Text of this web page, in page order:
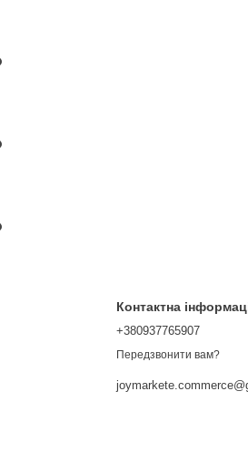
Контактна
+380937765907
Передзвонити вам?